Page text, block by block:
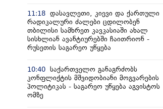
11:18 დასავლეთი, კიევი და ქართული
რადიკალური ძალები ცდილობენ
თბილისი სამხრეთ კავკასიაში ახალ
სისხლიან ავანტიურებში ჩაითრიონ -
რუსეთის საგარეო უწყება
10:40 საქართველო განაგრძობს
კონფლიქტის მშვიდობიანი მოგვარების
პოლიტიკას - საგარეო უწყება აგვისტოს
ომზე